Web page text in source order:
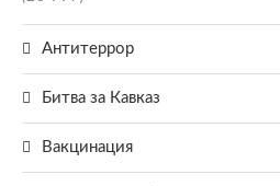
Антитеррор
Битва за Кавказ
Вакцинация